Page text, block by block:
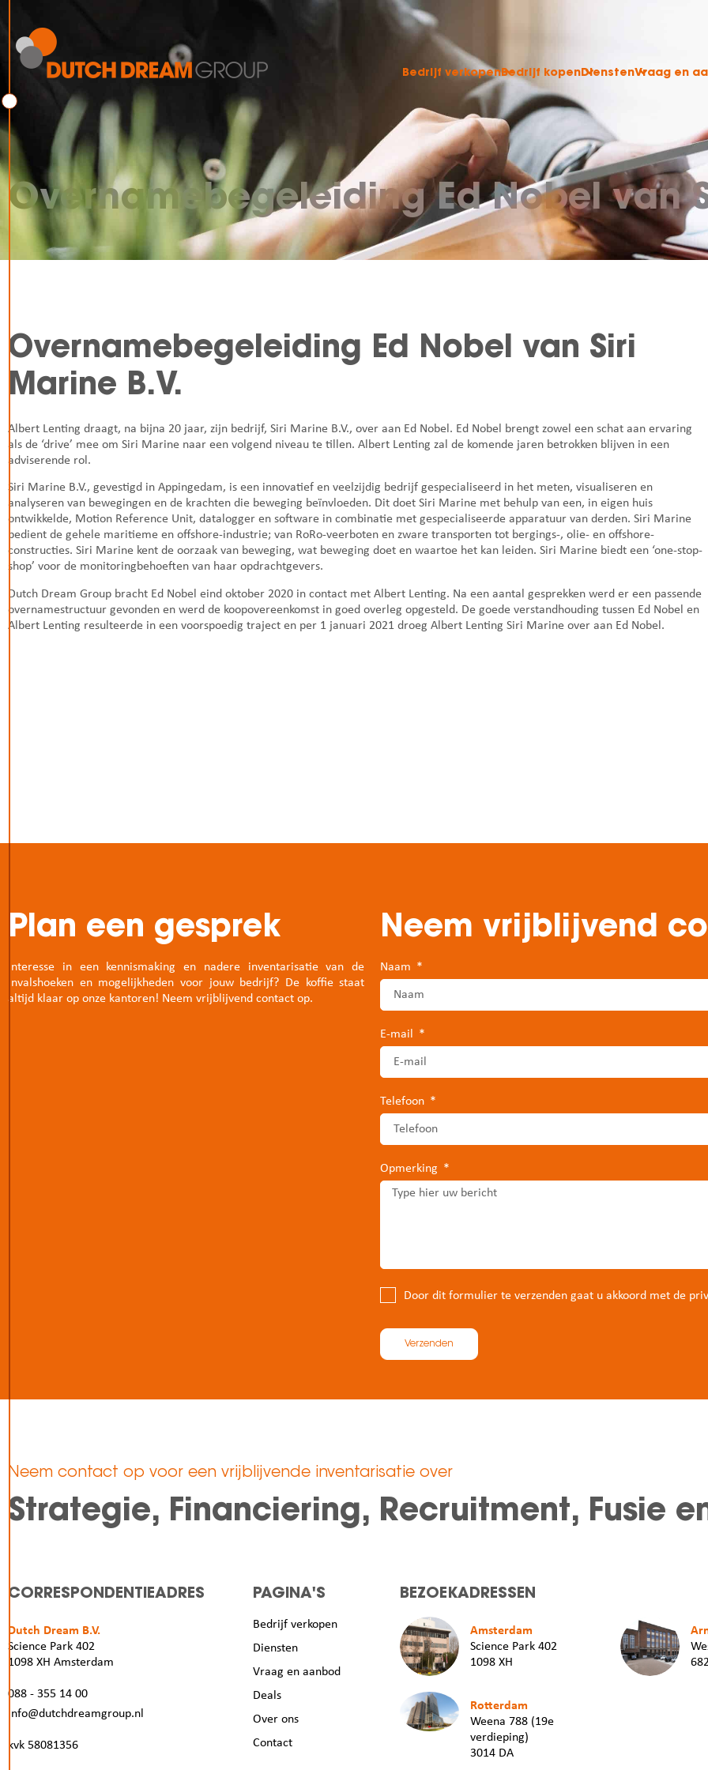
Bedrijf verkopenBedrijf kopenDienstenVraag en
Overnamebegeleiding Ed Nobel van
Overnamebegeleiding Ed Nobel van Siri
Marine B.V.
Albert Lenting draagt, na bijna 20 jaar, zijn bedrijf, Siri Marine B.V., over aan Ed Nobel. Ed Nobel brengt zowel een schat aan ervaring
als de ‘drive’ mee om Siri Marine naar een volgend niveau te tillen. Albert Lenting zal de komende jaren betrokken blijven in een
adviserende rol.
Siri Marine B.V., gevestigd in Appingedam, is een innovatief en veelzijdig bedrijf gespecialiseerd in het meten, visualiseren en
analyseren van bewegingen en de krachten die beweging beïnvloeden. Dit doet Siri Marine met behulp van een, in eigen huis
ontwikkelde, Motion Reference Unit, datalogger en software in combinatie met gespecialiseerde apparatuur van derden. Siri Marine
bedient de gehele maritieme en offshore-industrie; van RoRo-veerboten en zware transporten tot bergings-, olie- en offshore-
constructies. Siri Marine kent de oorzaak van beweging, wat beweging doet en waartoe het kan leiden. Siri Marine biedt een ‘one-stop-
shop’ voor de monitoringbehoeften van haar opdrachtgevers.
Dutch Dream Group bracht Ed Nobel eind oktober 2020 in contact met Albert Lenting. Na een aantal gesprekken werd er een passende
overnamestructuur gevonden en werd de koopovereenkomst in goed overleg opgesteld. De goede verstandhouding tussen Ed Nobel en
Albert Lenting resulteerde in een voorspoedig traject en per 1 januari 2021 droeg Albert Lenting Siri Marine over aan Ed Nobel.
Plan een gesprek
Interesse in een kennismaking en nadere inventarisatie van de
invalshoeken en mogelijkheden voor jouw bedrijf? De koffie staat
altijd klaar op onze kantoren! Neem vrijblijvend contact op.
Neem vrijblijvend
Naam
E-mail
Telefoon
Opmerking
Door dit formulier te verzenden gaat u akkoord met de
Verzenden
Neem contact op voor een vrijblijvende inventarisatie over
Strategie, Financiering, Recruitment, Fusie
CORRESPONDENTIEADRES
Dutch Dream B.V.
Science Park 402
1098 XH Amsterdam
088 - 355 14 00
info@dutchdreamgroup.nl
kvk 58081356
PAGINA'S
Bedrijf verkopen
Diensten
Vraag en aanbod
Deals
Over ons
Contact
BEZOEKADRESSEN
Amsterdam
Science Park 402
1098 XH
Rotterdam
Weena 788 (19e
verdieping)
3014 DA